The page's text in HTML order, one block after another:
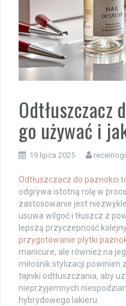
Odtłuszczacz
go używać i
19 lipca 2025
Odtłuszczacz do paznokci
odgrywa istotną rolę w
zastosowanie jest
usuwa wilgoć i tłuszcz z
lepszą przyczepność
przygotowanie płytki
manicure, ale również na
miłośnik stylizacji powinien
tajniki odtłuszczania, aby
nieprzyjemnych
hybrydowego lakieru.